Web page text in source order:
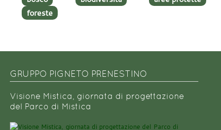
foreste
GRUPPO PIGNETO PRENESTINO
Visione Mistica, giornata di progettazione
del Parco di Mistica